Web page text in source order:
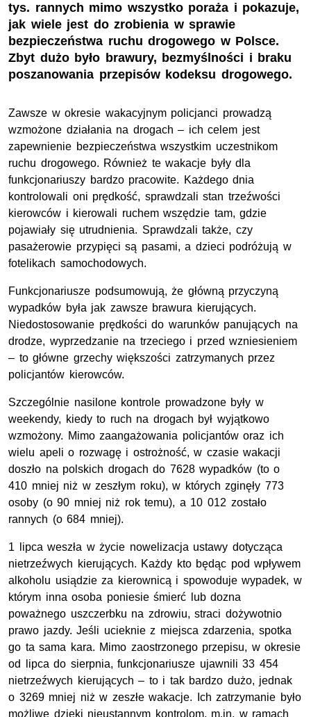
tys. rannych mimo wszystko poraża i pokazuje,
jak wiele jest do zrobienia w sprawie
bezpieczeństwa ruchu drogowego w Polsce.
Zbyt dużo było brawury, bezmyślności i braku
poszanowania przepisów kodeksu drogowego.
Zawsze w okresie wakacyjnym policjanci prowadzą
wzmożone działania na drogach – ich celem jest
zapewnienie bezpieczeństwa wszystkim uczestnikom
ruchu drogowego. Również te wakacje były dla
funkcjonariuszy bardzo pracowite. Każdego dnia
kontrolowali oni prędkość, sprawdzali stan trzeźwości
kierowców i kierowali ruchem wszędzie tam, gdzie
pojawiały się utrudnienia. Sprawdzali także, czy
pasażerowie przypięci są pasami, a dzieci podróżują w
fotelikach samochodowych.
Funkcjonariusze podsumowują, że główną przyczyną
wypadków była jak zawsze brawura kierujących.
Niedostosowanie prędkości do warunków panujących na
drodze, wyprzedzanie na trzeciego i przed wzniesieniem
– to główne grzechy większości zatrzymanych przez
policjantów kierowców.
Szczególnie nasilone kontrole prowadzone były w
weekendy, kiedy to ruch na drogach był wyjątkowo
wzmożony. Mimo zaangażowania policjantów oraz ich
wielu apeli o rozwagę i ostrożność, w czasie wakacji
doszło na polskich drogach do 7628 wypadków (to o
410 mniej niż w zeszłym roku), w których zginęły 773
osoby (o 90 mniej niż rok temu), a 10 012 zostało
rannych (o 684 mniej).
1 lipca weszła w życie nowelizacja ustawy dotycząca
nietrzeźwych kierujących. Każdy kto będąc pod wpływem
alkoholu usiądzie za kierownicą i spowoduje wypadek, w
którym inna osoba poniesie śmierć lub dozna
poważnego uszczerbku na zdrowiu, straci dożywotnio
prawo jazdy. Jeśli ucieknie z miejsca zdarzenia, spotka
go ta sama kara. Mimo zaostrzonego przepisu, w okresie
od lipca do sierpnia, funkcjonariusze ujawnili 33 454
nietrzeźwych kierujących – to i tak bardzo dużo, jednak
o 3269 mniej niż w zeszłe wakacje. Ich zatrzymanie było
możliwe dzięki nieustannym kontrolom, m.in. w ramach